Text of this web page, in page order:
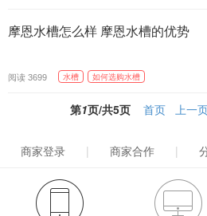
摩恩水槽怎么样 摩恩水槽的优势
阅读 3699 水槽 如何选购水槽
第1页/共5页 首页 上一
商家登录 | 商家合作 |